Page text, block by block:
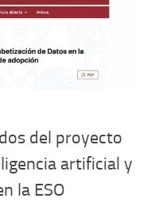
del proyecto
artificial y
la ESO